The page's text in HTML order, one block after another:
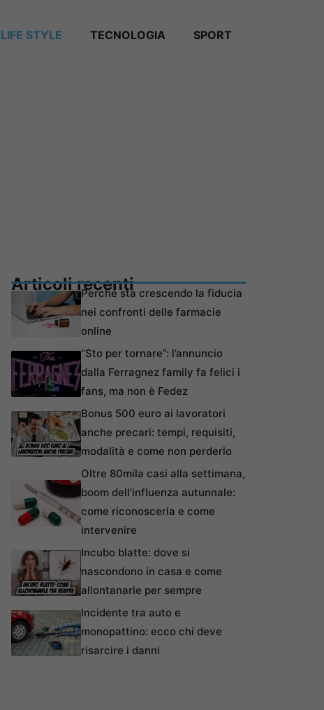
LIFE STYLE TECNOLOGIA SPORT
Articoli recentiPerché sta crescendo la fiducia
nei confronti delle farmacie
online
“Sto per tornare”: l’annuncio
dalla Ferragnez family fa felici i
fans, ma non è Fedez
Bonus 500 euro ai lavoratori
anche precari: tempi, requisiti,
modalità e come non perderlo
Oltre 80mila casi alla settimana,
boom dell’influenza autunnale:
come riconoscerla e come
intervenire
Incubo blatte: dove si
nascondono in casa e come
allontanarle per sempre
Incidente tra auto e
monopattino: ecco chi deve
risarcire i danni